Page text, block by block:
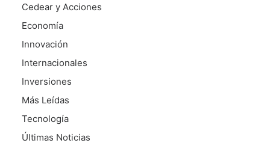
Cedear y Acciones
Economía
Innovación
Internacionales
Inversiones
Más Leídas
Tecnología
Últimas Noticias